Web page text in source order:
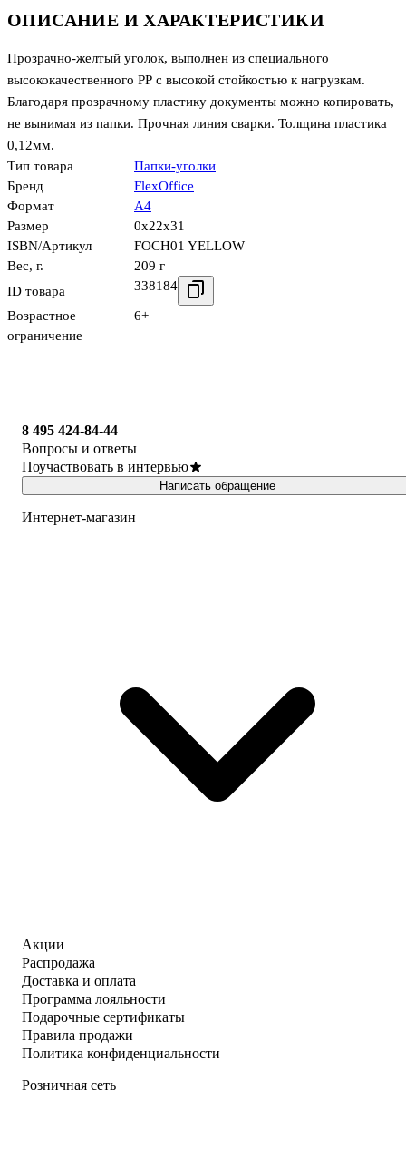
ОПИСАНИЕ И ХАРАКТЕРИСТИКИ
Прозрачно-желтый уголок, выполнен из специального
высококачественного РР с высокой стойкостью к нагрузкам.
Благодаря прозрачному пластику документы можно копировать,
не вынимая из папки. Прочная линия сварки. Толщина пластика
0,12мм.
Тип товара
Папки-уголки
Бренд
FlexOffice
Формат
А4
Размер
0x22x31
ISBN/Артикул
FOCH01 YELLOW
Вес, г.
209 г
ID товара
338184
Возрастное
ограничение
6+
8 495 424-84-44
Вопросы и ответы
Поучаствовать в интервью
Написать обращение
Интернет-магазин
Акции
Распродажа
Доставка и оплата
Программа лояльности
Подарочные сертификаты
Правила продажи
Политика конфиденциальности
Розничная сеть